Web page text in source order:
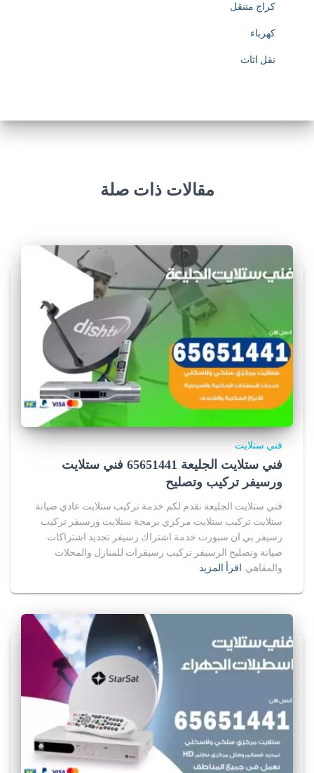
كراج متنقل
كهرباء
نقل اثاث
مقالات ذات صلة
فني ستلايت
فني ستلايت الجليعة 65651441 فني ستلايت
ورسيفر تركيب وتصليح
فني ستلايت الجليعة نقدم لكم خدمة تركيب ستلايت عادي صيانة
ستلايت تركيب ستلايت مركزي برمجة ستلايت ورسيفر تركيب
رسيفر بي ان سبورت خدمة اشتراك رسيفر تجديد اشتراكات
صيانة وتصليح الرسيفر تركيب رسيفرات للمنازل والمحلات
والمقاهي اقرأ المزيد